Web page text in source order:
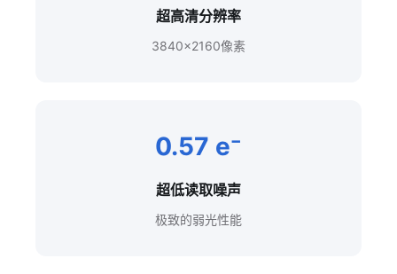
超高清分辨率
3840×2160像素
0.57 e⁻
超低读取噪声
极致的弱光性能